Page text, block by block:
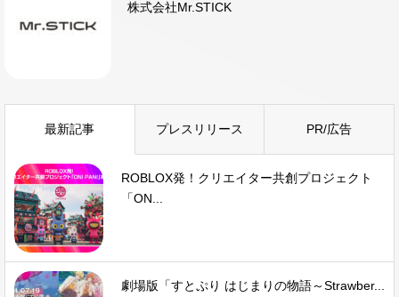
株式会社Mr.STICK
最新記事 プレスリリース PR/広告
ROBLOX発！クリエイター共創プロジェクト
「ON...
劇場版「すとぷり はじまりの物語～Strawber...